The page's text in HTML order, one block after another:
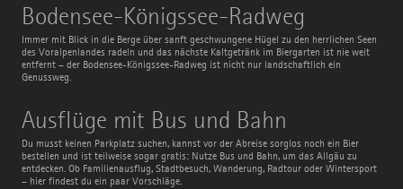
Bodensee-Königssee-Radweg
Immer mit Blick in die Berge über sanft geschwungene Hügel zu den herrlichen Seen
des Voralpenlandes radeln und das nächste Kaltgetränk im Biergarten ist nie weit
entfernt – der Bodensee-Königssee-Radweg ist nicht nur landschaftlich ein
Genussweg.
Bodensee-
Königssee-
Radweg
Ausflüge mit Bus und Bahn
Du musst keinen Parkplatz suchen, kannst vor der Abreise sorglos noch ein Bier
bestellen und ist teilweise sogar gratis: Nutze Bus und Bahn, um das Allgäu zu
entdecken. Ob Familienausflug, Stadtbesuch, Wanderung, Radtour oder Wintersport
– hier findest du ein paar Vorschläge.
Ausflüge
mit
Bus
und
Bahn